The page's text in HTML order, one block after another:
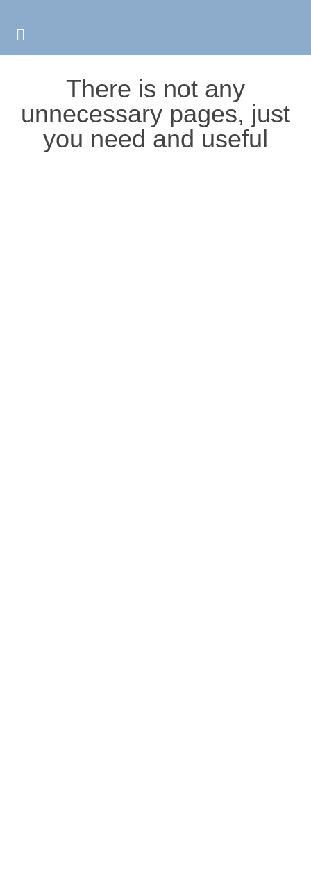
There is not any
unnecessary pages, just
you need and useful